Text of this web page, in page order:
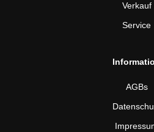
Verkauf
Service
AGBs